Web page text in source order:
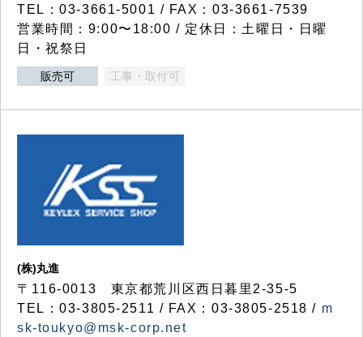
TEL：03-3661-5001 / FAX：03-3661-7539
営業時間：9:00〜18:00 / 定休日：土曜日・日曜
日・祝祭日
販売可 工事・取付可
(株)丸進
〒116-0013 東京都荒川区西日暮里2-35-5
TEL：03-3805-2511 / FAX：03-3805-2518 / m
sk-toukyo@msk-corp.net